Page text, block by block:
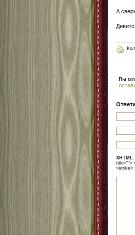
А
Вы
XHTML:
title="">
<strike>